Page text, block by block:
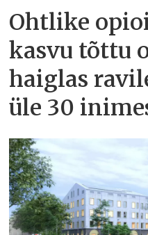
Ohtlike
kasvu tõttu
haiglas
üle 30